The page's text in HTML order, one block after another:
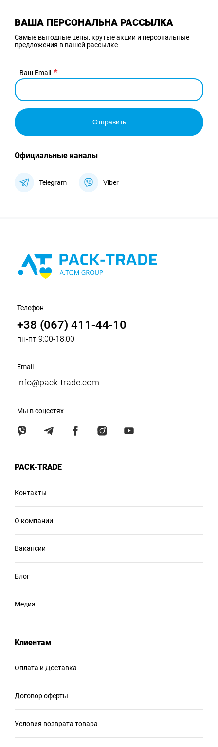
ВАША ПЕРСОНАЛЬНА РАССЫЛКА
Самые выгодные цены, крутые акции и персональные
предложения в вашей рассылке
Ваш Email
Отправить
Официальные каналы
Telegram Viber
Телефон
+38 (067) 411-44-10
пн-пт 9:00-18:00
Email
info@pack-trade.com
Мы в соцсетях
PACK-TRADE
Контакты
О компании
Вакансии
Блог
Медиа
Клиентам
Оплата и Доставка
Договор оферты
Условия возврата товара